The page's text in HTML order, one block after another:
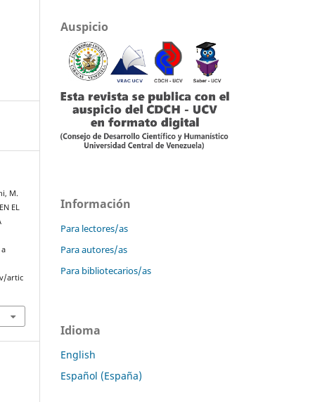
M.
EL
artic
Auspicio
Información
Para lectores/as
Para autores/as
Para bibliotecarios/as
Idioma
English
Español (España)